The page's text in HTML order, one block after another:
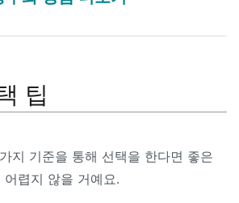
팁
지 기준을 통해 선택을 한다면 좋은
렵지 않을 거예요.